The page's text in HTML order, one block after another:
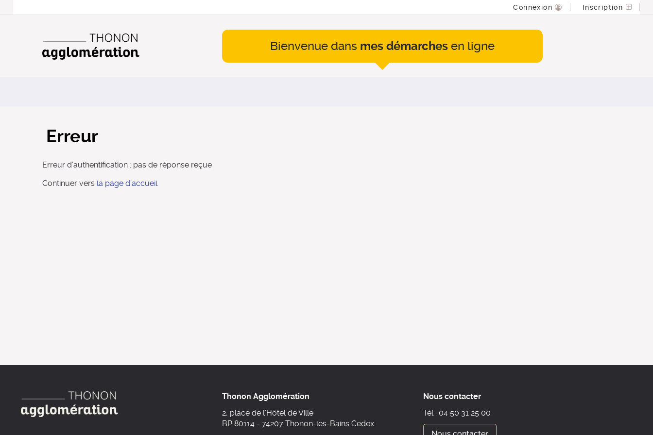
Connexion Inscription
Bienvenue dans mes démarches en ligne
Erreur
Erreur d’authentification : pas de réponse reçue
Continuer vers la page d’accueil
Thonon Agglomération
2, place de l'Hôtel de Ville
BP 80114 - 74207 Thonon-les-Bains Cedex
Nous contacter
Tél : 04 50 31 25 00